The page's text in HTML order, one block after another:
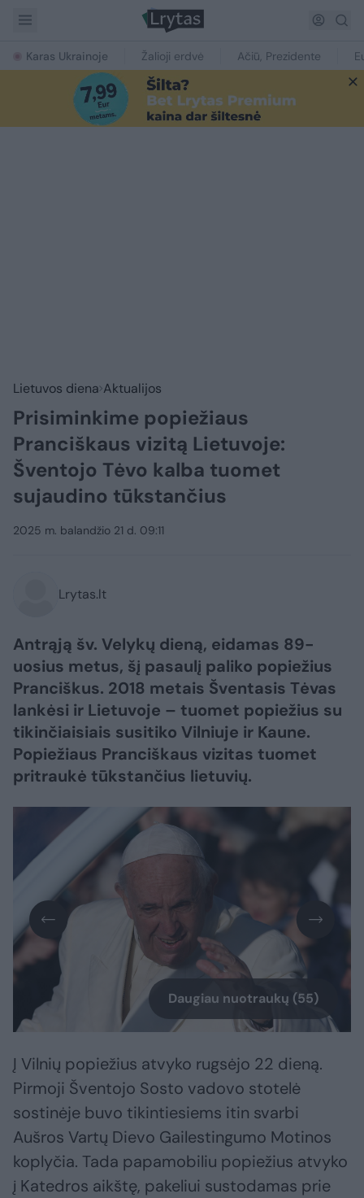
Karas Ukrainoje Žalioji erdvė Ačiū, Prezidente
Lietuvos diena Aktualijos
Prisiminkime popiežiaus
Pranciškaus vizitą Lietuvoje:
Šventojo Tėvo kalba tuomet
sujaudino tūkstančius
2025 m. balandžio 21 d. 09:11
Lrytas.lt
Antrąją šv. Velykų dieną, eidamas 89-
uosius metus, šį pasaulį paliko popiežius
Pranciškus. 2018 metais Šventasis Tėvas
lankėsi ir Lietuvoje – tuomet popiežius su
tikinčiaisiais susitiko Vilniuje ir Kaune.
Popiežiaus Pranciškaus vizitas tuomet
pritraukė tūkstančius lietuvių.
Daugiau nuotraukų (55)
Į Vilnių popiežius atvyko rugsėjo 22 dieną.
Pirmoji Šventojo Sosto vadovo stotelė
sostinėje buvo tikintiesiems itin svarbi
Aušros Vartų Dievo Gailestingumo Motinos
koplyčia. Tada papamobiliu popiežius atvyko
į Katedros aikštę, pakeliui sustodamas prie